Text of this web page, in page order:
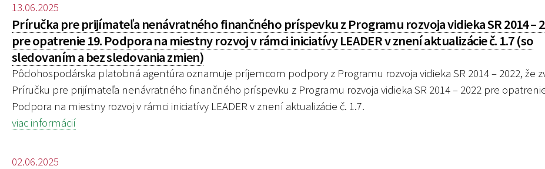
13.06.2025
Príručka pre prijímateľa nenávratného finančného príspevku z Programu rozvoja vidieka SR 2014 –
pre opatrenie 19. Podpora na miestny rozvoj v rámci iniciatívy LEADER v znení aktualizácie č. 1.7 (so
sledovaním a bez sledovania zmien)
Pôdohospodárska platobná agentúra oznamuje príjemcom podpory z Programu rozvoja vidieka SR 2014 – 2022, že
Príručku pre prijímateľa nenávratného finančného príspevku z Programu rozvoja vidieka SR 2014 – 2022 pre
Podpora na miestny rozvoj v rámci iniciatívy LEADER v znení aktualizácie č. 1.7.
viac informácií
02.06.2025